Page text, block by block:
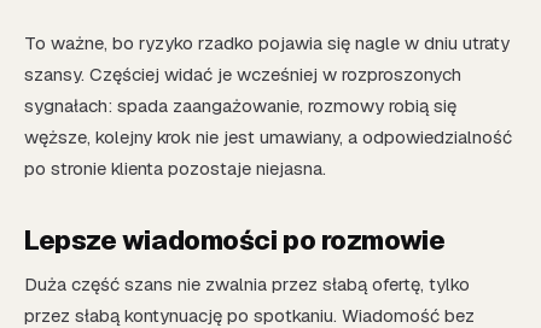
To ważne, bo ryzyko rzadko pojawia się nagle w dniu utraty
szansy. Częściej widać je wcześniej w rozproszonych
sygnałach: spada zaangażowanie, rozmowy robią się
węższe, kolejny krok nie jest umawiany, a odpowiedzialność
po stronie klienta pozostaje niejasna.
Lepsze wiadomości po rozmowie
Duża część szans nie zwalnia przez słabą ofertę, tylko
przez słabą kontynuację po spotkaniu. Wiadomość bez